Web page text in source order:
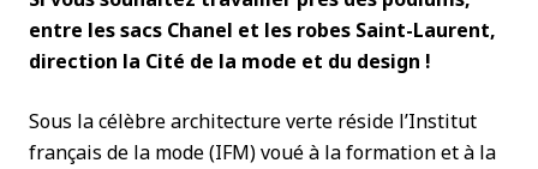
entre les sacs Chanel et les robes Saint-Laurent,
direction la Cité de la mode et du design !
Sous la célèbre architecture verte réside l’Institut
français de la mode (IFM) voué à la formation et à la